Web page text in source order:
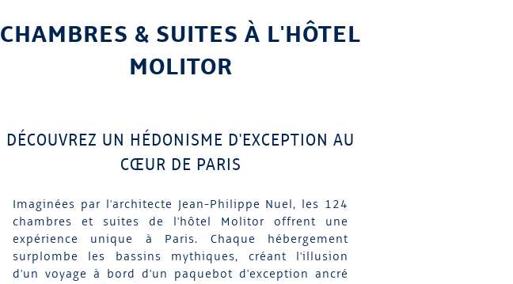
CHAMBRES & SUITES À L'HÔTEL
MOLITOR
DÉCOUVREZ UN HÉDONISME D'EXCEPTION AU
CŒUR DE PARIS
Imaginées par l'architecte Jean-Philippe Nuel, les 124
chambres et suites de l'hôtel Molitor offrent une
expérience unique à Paris. Chaque hébergement
surplombe les bassins mythiques, créant l'illusion
d'un voyage à bord d'un paquebot d'exception ancré